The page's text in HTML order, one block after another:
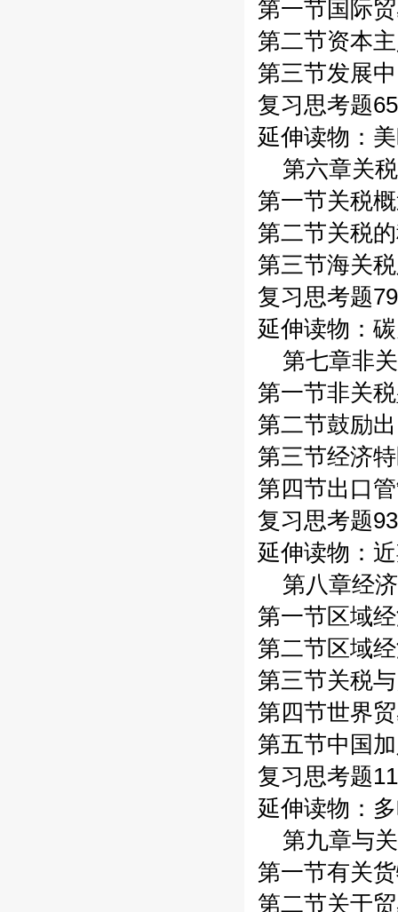
第一节国际
第二节资本
第三节发展
复习思考题65
延伸读物：
第六章关
第一节关税
第二节关税
第三节海关
复习思考题79
延伸读物：
第七章非
第一节非关
第二节鼓励
第三节经济
第四节出口
复习思考题93
延伸读物：
第八章经
第一节区域
第二节区域
第三节关税
第四节世界
第五节中国
复习思考题
延伸读物：
第九章与
第一节有关
第二节关于